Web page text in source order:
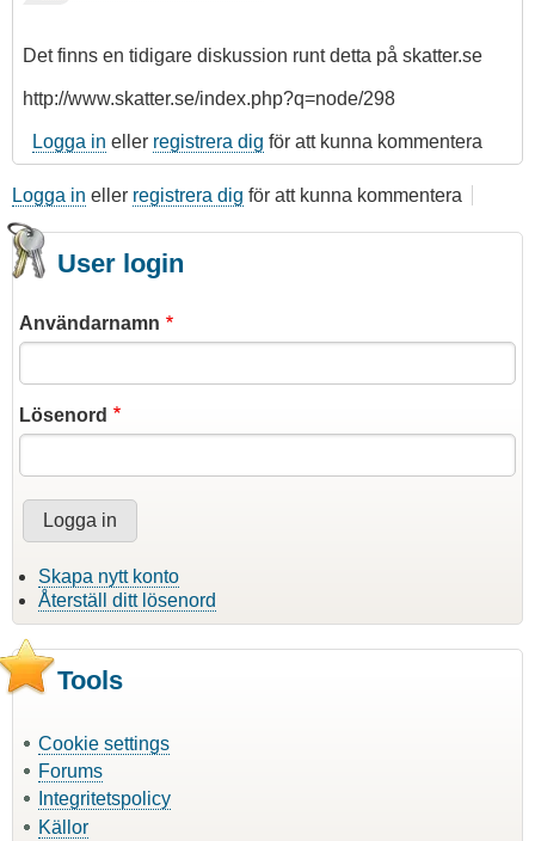
Det finns en tidigare diskussion runt detta på skatter.se
http://www.skatter.se/index.php?q=node/298
Logga in eller registrera dig för att kunna kommentera
Logga in eller registrera dig för att kunna kommentera
User login
Användarnamn
Lösenord
Skapa nytt konto
Återställ ditt lösenord
Tools
Cookie settings
Forums
Integritetspolicy
Källor